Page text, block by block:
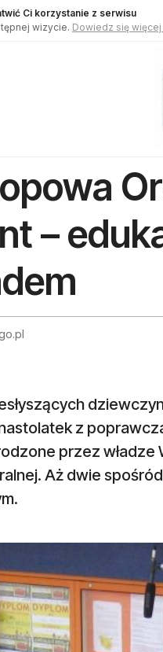
Ci korzystanie z serwisu
wizycie. Dowiedz się
–
z
przez
Aż dwie